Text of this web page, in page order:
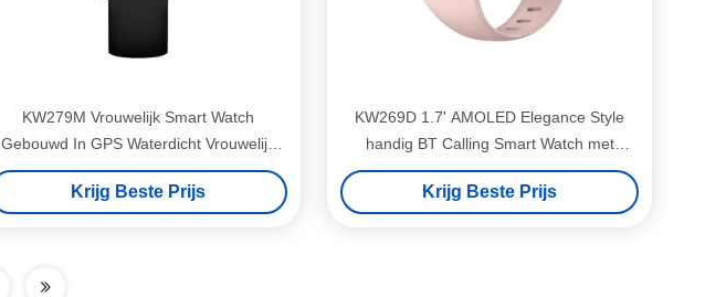
KW279M Vrouwelijk Smart Watch
Gebouwd In GPS Waterdicht Vrouwelijk
Smartwatch 1,78 inch
Krijg Beste Prijs
KW269D 1.7' AMOLED Elegance Style
handig BT Calling Smart Watch met
210mAh batterij en Roze
Krijg Beste Prijs